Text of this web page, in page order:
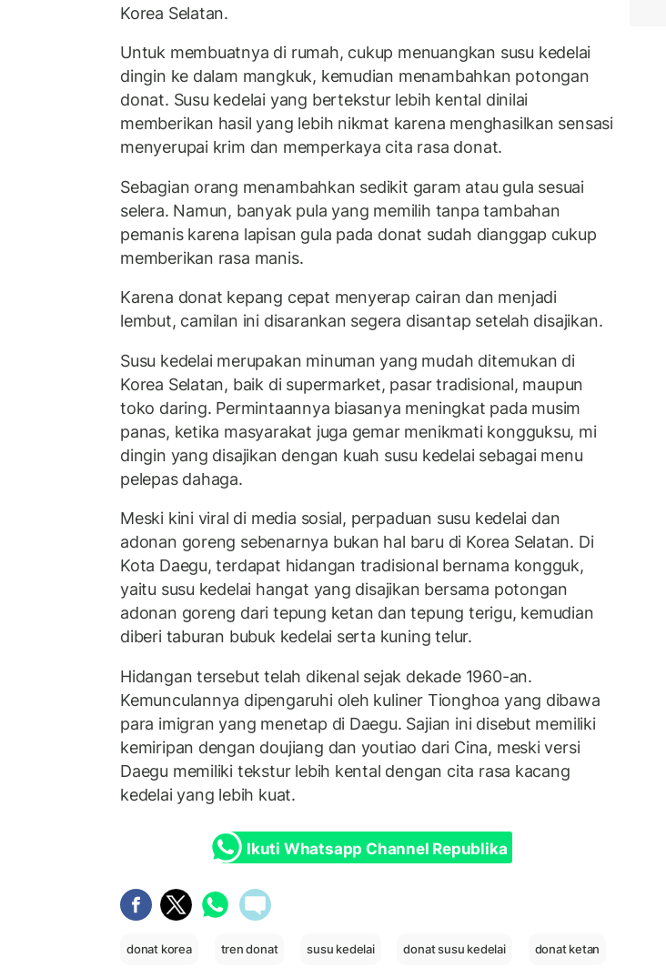
Korea Selatan.
Untuk membuatnya di rumah, cukup menuangkan susu kedelai
dingin ke dalam mangkuk, kemudian menambahkan potongan
donat. Susu kedelai yang bertekstur lebih kental dinilai
memberikan hasil yang lebih nikmat karena menghasilkan sensasi
menyerupai krim dan memperkaya cita rasa donat.
Sebagian orang menambahkan sedikit garam atau gula sesuai
selera. Namun, banyak pula yang memilih tanpa tambahan
pemanis karena lapisan gula pada donat sudah dianggap cukup
memberikan rasa manis.
Karena donat kepang cepat menyerap cairan dan menjadi
lembut, camilan ini disarankan segera disantap setelah disajikan.
Susu kedelai merupakan minuman yang mudah ditemukan di
Korea Selatan, baik di supermarket, pasar tradisional, maupun
toko daring. Permintaannya biasanya meningkat pada musim
panas, ketika masyarakat juga gemar menikmati kongguksu, mi
dingin yang disajikan dengan kuah susu kedelai sebagai menu
pelepas dahaga.
Meski kini viral di media sosial, perpaduan susu kedelai dan
adonan goreng sebenarnya bukan hal baru di Korea Selatan. Di
Kota Daegu, terdapat hidangan tradisional bernama kongguk,
yaitu susu kedelai hangat yang disajikan bersama potongan
adonan goreng dari tepung ketan dan tepung terigu, kemudian
diberi taburan bubuk kedelai serta kuning telur.
Hidangan tersebut telah dikenal sejak dekade 1960-an.
Kemunculannya dipengaruhi oleh kuliner Tionghoa yang dibawa
para imigran yang menetap di Daegu. Sajian ini disebut memiliki
kemiripan dengan doujiang dan youtiao dari Cina, meski versi
Daegu memiliki tekstur lebih kental dengan cita rasa kacang
kedelai yang lebih kuat.
Ikuti Whatsapp Channel Republika
donat korea tren donat susu kedelai donat susu kedelai donat ketan